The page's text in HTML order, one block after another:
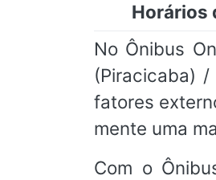
Horários
No Ônibus
(Piracicaba)
fatores
mente uma
Com o